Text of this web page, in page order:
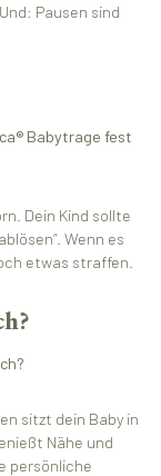
Pausen sind
Babytrage fest
Dein Kind sollte
Wenn es
etwas straffen.
sitzt dein Baby in
Nähe und
persönliche